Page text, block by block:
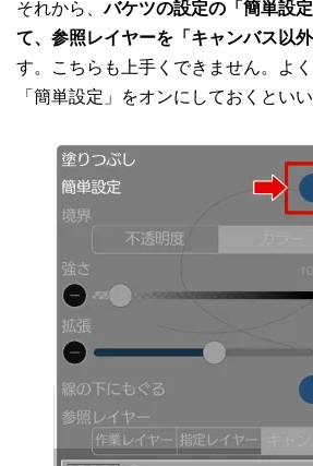
それから、バケツの設定の「簡単設
て、参照レイヤーを「キャンバス以
す。こちらも上手くできません。よ
「簡単設定」をオンにしておくといい